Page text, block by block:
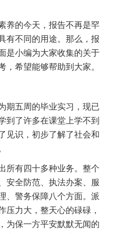
养的今天，报告不再是罕
有不同的用途。那么，报
是小编为大家收集的关于
，希望能够帮助到大家。
期五周的毕业实习，现已
到了许多在课堂上学不到
见识，初步了解了社会和
所有四十多种业务。整个
安全防范、执法办案、服
、警务保障八个方面。派
压力大，整天心的碌碌，
为保一方平安默默无闻的